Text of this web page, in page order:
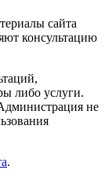
сайта
консультацию
либо услуги.
не
.